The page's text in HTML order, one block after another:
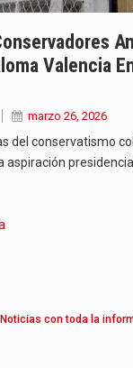
Valencia
marzo 26, 2026
del conservatismo
aspiración
con toda la